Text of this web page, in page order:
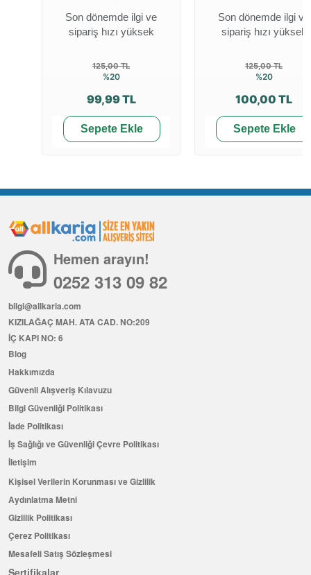
Son dönemde ilgi ve
sipariş hızı yüksek
125,00 TL
%20
99,99 TL
Sepete Ekle
Son dönemde ilgi ve
sipariş hızı yüksek
125,00 TL
%20
100,00 TL
Sepete Ekle
Hemen arayın!
0252 313 09 82
bilgi@allkaria.com
KIZILAĞAÇ MAH. ATA CAD. NO:209
İÇ KAPI NO: 6
Blog
Hakkımızda
Güvenli Alışveriş Kılavuzu
Bilgi Güvenliği Politikası
İade Politikası
İş Sağlığı ve Güvenliği Çevre Politikası
İletişim
Kişisel Verilerin Korunması ve Gizlilik
Aydınlatma Metni
Gizlilik Politikası
Çerez Politikası
Mesafeli Satış Sözleşmesi